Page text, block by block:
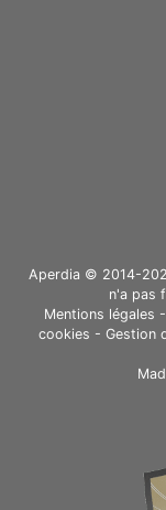
Aperdia © 2014-
n'a pas
Mentions légales -
cookies - Gestion